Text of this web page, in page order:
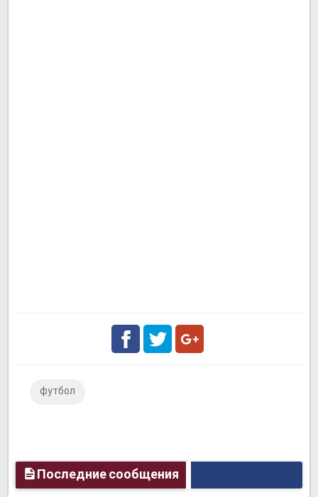
футбол
Последние сообщения